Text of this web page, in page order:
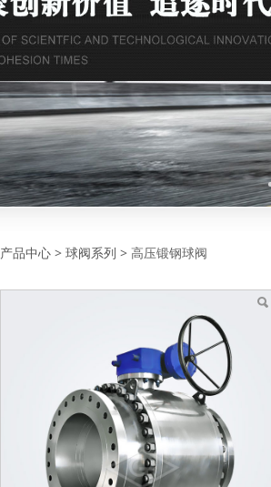
高压锻钢球阀
产品中心 > 球阀系列 > 高压锻钢球阀